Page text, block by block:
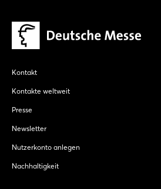
Kontakt
Kontakte weltweit
Presse
Newsletter
Nutzerkonto anlegen
Nachhaltigkeit